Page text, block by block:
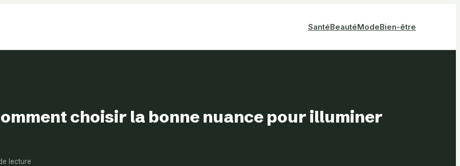
SantéBeautéModeBien-être
choisir la bonne nuance pour illuminer
lecture